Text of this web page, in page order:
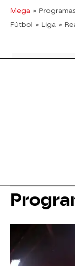
Mega »
Fútbol » Liga »